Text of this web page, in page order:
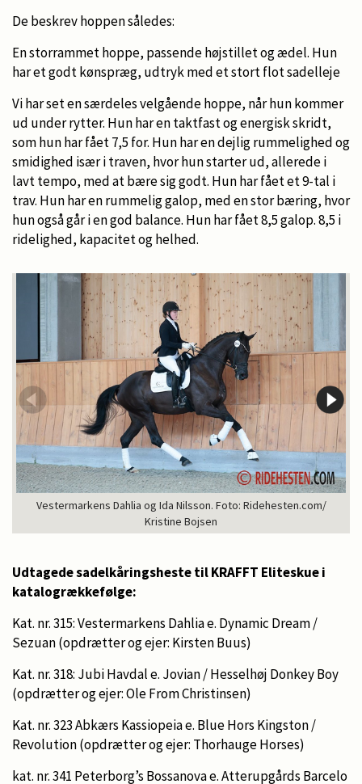
De beskrev hoppen således:
En storrammet hoppe, passende højstillet og ædel. Hun
har et godt kønspræg, udtryk med et stort flot sadelleje
Vi har set en særdeles velgående hoppe, når hun kommer
ud under rytter. Hun har en taktfast og energisk skridt,
som hun har fået 7,5 for. Hun har en dejlig rummelighed og
smidighed især i traven, hvor hun starter ud, allerede i
lavt tempo, med at bære sig godt. Hun har fået et 9-tal i
trav. Hun har en rummelig galop, med en stor bæring, hvor
hun også går i en god balance. Hun har fået 8,5 galop. 8,5 i
ridelighed, kapacitet og helhed.
Vestermarkens Dahlia og Ida Nilsson. Foto: Ridehesten.com/
Kristine Bojsen
Udtagede sadelkåringsheste til KRAFFT Eliteskue i
katalogrækkefølge:
Kat. nr. 315: Vestermarkens Dahlia e. Dynamic Dream /
Sezuan (opdrætter og ejer: Kirsten Buus)
Kat. nr. 318: Jubi Havdal e. Jovian / Hesselhøj Donkey Boy
(opdrætter og ejer: Ole From Christinsen)
Kat. nr. 323 Abkærs Kassiopeia e. Blue Hors Kingston /
Revolution (opdrætter og ejer: Thorhauge Horses)
kat. nr. 341 Peterborg’s Bossanova e. Atterupgårds Barcelo